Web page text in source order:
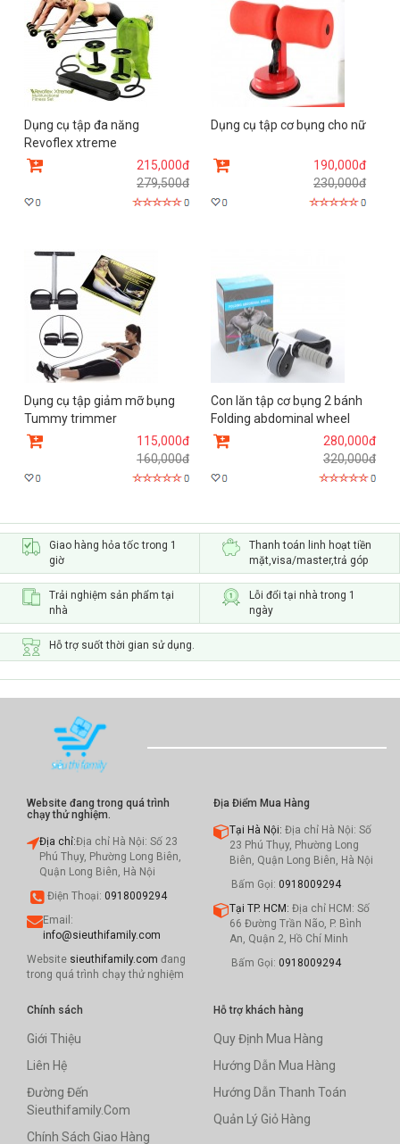
Dụng cụ tập đa năng
Revoflex xtreme
215,000đ
279,500đ
Dụng cụ tập cơ bụng cho nữ
190,000đ
230,000đ
Dụng cụ tập giảm mỡ bụng
Tummy trimmer
115,000đ
160,000đ
Con lăn tập cơ bụng 2 bánh
Folding abdominal wheel
280,000đ
320,000đ
Giao hàng hỏa tốc trong 1
giờ
Thanh toán linh hoạt tiền
mặt,visa/master,trả góp
Trải nghiệm sản phẩm tại
nhà
Lỗi đổi tại nhà trong 1
ngày
Hỗ trợ suốt thời gian sử dụng.
Website đang trong quá trình
chạy thử nghiệm.
Địa chỉ:Địa chỉ Hà Nội: Số 23
Phú Thụy, Phường Long Biên,
Quận Long Biên, Hà Nội
Điện Thoại: 0918009294
Email:
info@sieuthifamily.com
Website sieuthifamily.com đang
trong quá trình chạy thử nghiệm
Địa Điểm Mua Hàng
Tại Hà Nội: Địa chỉ Hà Nội: Số
23 Phú Thụy, Phường Long
Biên, Quận Long Biên, Hà Nội
Bấm Gọi: 0918009294
Tại TP. HCM: Địa chỉ HCM: Số
66 Đường Trần Não, P. Bình
An, Quận 2, Hồ Chí Minh
Bấm Gọi: 0918009294
Chính sách
Giới Thiệu
Liên Hệ
Đường Đến
Sieuthifamily.com
Chính Sách Giao Hàng
Hỗ trợ khách hàng
Quy Định Mua Hàng
Hướng Dẫn Mua Hàng
Hướng Dẫn Thanh Toán
Quản Lý Giỏ Hàng